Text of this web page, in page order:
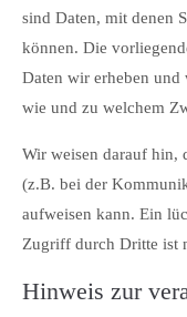
sind Daten, mit denen
können. Die
Daten wir erheben und
wie und zu welchem
Wir weisen darauf hin,
(z.B. bei der
aufweisen kann. Ein
Zugriff durch Dritte ist
Hinweis zur